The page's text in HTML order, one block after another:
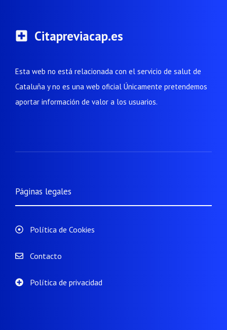
Citapreviacap.es
Esta web no está relacionada con el servicio de salut de
Cataluña y no es una web oficial Únicamente pretendemos
aportar información de valor a los usuarios.
Páginas legales
Política de Cookies
Contacto
Política de privacidad